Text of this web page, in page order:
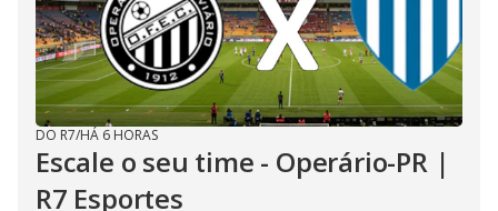
DO R7/HÁ 6 HORAS
Escale o seu time - Operário-PR |
R7 Esportes